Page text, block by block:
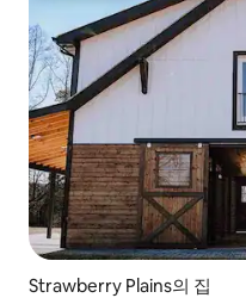
Strawberry Plains의 집